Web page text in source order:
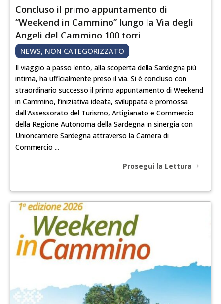
Concluso il primo appuntamento di
“Weekend in Cammino” lungo la Via degli
Angeli del Cammino 100 torri
NEWS, NON CATEGORIZZATO
Il viaggio a passo lento, alla scoperta della Sardegna più
intima, ha ufficialmente preso il via. Si è concluso con
straordinario successo il primo appuntamento di Weekend
in Cammino, l’iniziativa ideata, sviluppata e promossa
dall'Assessorato del Turismo, Artigianato e Commercio
della Regione Autonoma della Sardegna in sinergia con
Unioncamere Sardegna attraverso la Camera di
Commercio ...
Prosegui la Lettura